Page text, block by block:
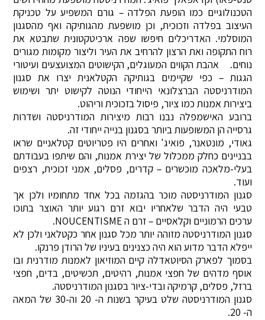
הטכנולוגיים כמו הופעת הפלדה – גורם המשפיע על טכניקת
העיצוב בפלדה וזכוכית, וכן מושפעת מהגותיקה ואף מהסגנון
המוסלמי. האדריכלים חיפשו שפה ארכיטקטונית שתבטא את
רוח התקופה ואת הרצון להרחיב את העיר וליצור מקומות מגורים
נוחים. אהבת הקווים המעוגלים, הקישוטים המצועצעים ועיטורי
הגגות – כפי שקיימים בגותיקה הקטלאנית יצרו את סגנון
המודרניסטה הברצלונאי הייחודי הנוטה לקישוט יתר ושימוש
ביצירות אמנות כמו ציור, פיסול בזכוכית וריהוט.
ברובע האישמפלה נבנו רבות מיצירות המודרניסטה ושדרות
גרסייה הן המשופעות ביותר בסגנון בנייה ייחודי זה.
גאודי, מונטאנר, פואיג' ואחרים היו פטריוטים קטלאניים שראו
בבניינים כחלק ממכלול של יצירת אמנות, והם שיתפו בעבודתם
בעלי-מלאכה מוכשרים – קדרים, פסלים, אמני זכוכית, רצפים
ועוד.
סגנון המודרניסטה מוכר בהגזמה בכל אחד מתחומיו ולכן אך
טבעי היה הדבר שלאחריו יבוא זרם רגוע יותר האוצר בתוכו
ערכים הרמוניים וקלאסיים – זרם ה NOUCENTISME.
סגנון המודרניסטה מזוהה יותר מכל סגנון אחר כקטלאני ולכן לא
ייפלא הדבר מדוע הוא היה כצנינים בעיניו של הרודן פרנקו.
בסמוך לפארק הסיוטאדלה קיים המוזיאון לאמנות מודרנית ובו
אוסף מדהים של חפצי אמנות, רהיטים, תכשיטים, בדים, חפצי
ברזל, פסלים, קרמיקה ובדי-ציור בסגנון המודרניסטה.
סגנון המודרניסטה שלט בעיקר בשנות ה- 20 וה-30 של המאה
ה- 20.